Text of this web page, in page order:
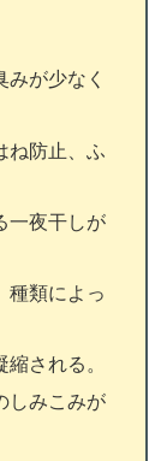
が少なく
ね防止、ふ
一夜干しが
種類によっ
される。
しみこみが